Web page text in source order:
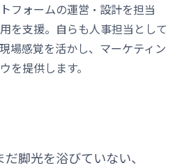
フォームの運営・設計を担当
を支援。自らも人事担当として
場感覚を活かし、マーケティン
提供します。
脚光を浴びていない、